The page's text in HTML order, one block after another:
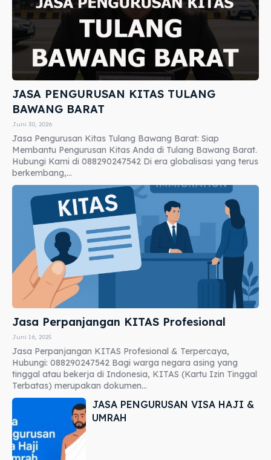
JASA PENGURUSAN KITAS TULANG
BAWANG BARAT
Juni 30, 2026
Jasa Pengurusan Kitas Tulang Bawang Barat: Siap
Membantu Pengurusan Kitas Anda di Tulang Bawang Barat.
Hubungi Kami di 088290247542 Di era globalisasi yang terus
berkembang,...
Jasa Perpanjangan KITAS Profesional
Juni 16, 2025
Jasa Perpanjangan KITAS Profesional & Terpercaya,
Hubungi: 088290247542 Bagi warga negara asing yang
tinggal atau bekerja di Indonesia, KITAS (Kartu Izin Tinggal
Terbatas) merupakan dokumen...
JASA PENGURUSAN VISA HAJI &
UMRAH